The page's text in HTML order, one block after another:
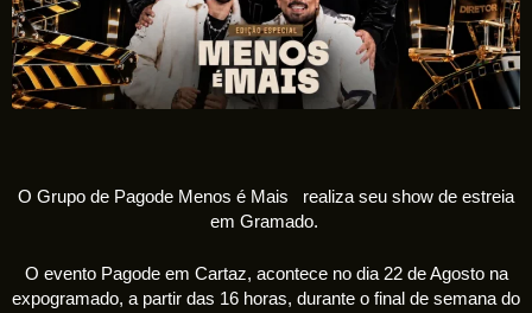
O Grupo de Pagode Menos é Mais
realiza seu show de estreia
em Gramado.
O evento Pagode em Cartaz, acontece no dia 22 de Agosto na
expogramado, a partir das 16 horas, durante o final de semana do